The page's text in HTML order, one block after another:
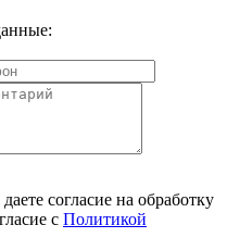
согласие на обработку
с Политикой